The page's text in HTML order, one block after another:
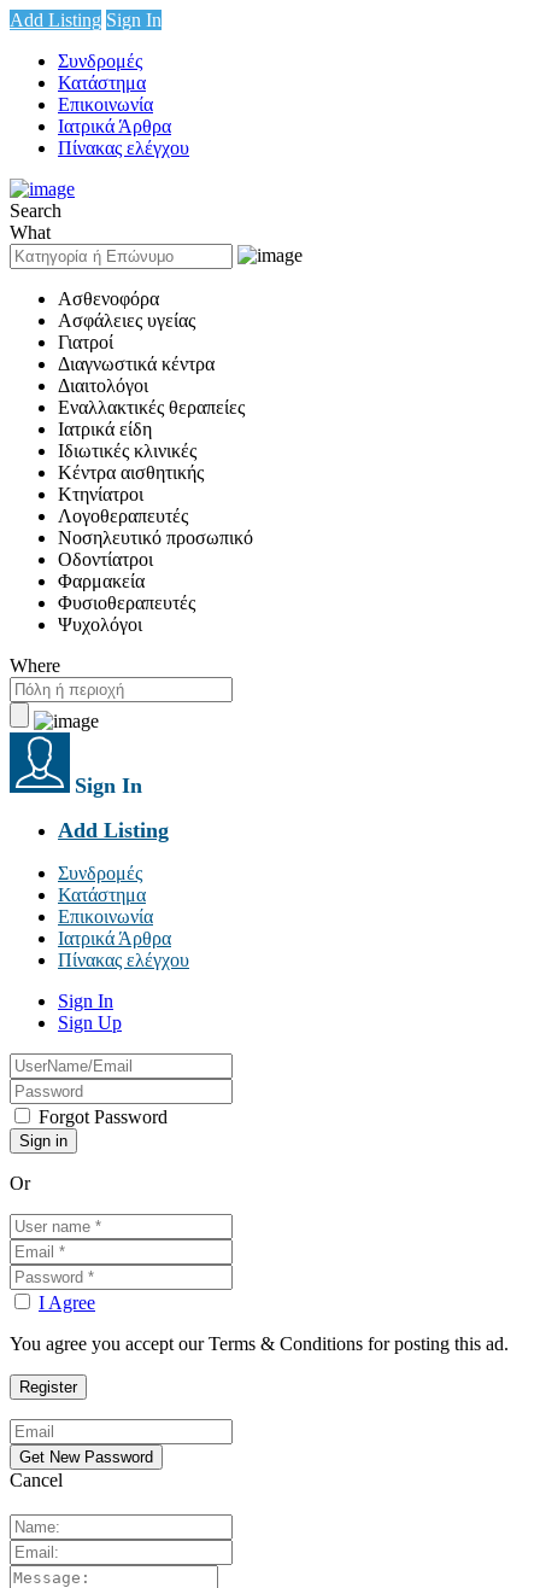
Add Listing Sign In
Συνδρομές
Κατάστημα
Επικοινωνία
Ιατρικά Άρθρα
Πίνακας ελέγχου
Search
What
Ασθενοφόρα
Ασφάλειες υγείας
Γιατροί
Διαγνωστικά κέντρα
Διαιτολόγοι
Εναλλακτικές θεραπείες
Ιατρικά είδη
Ιδιωτικές κλινικές
Κέντρα αισθητικής
Κτηνίατροι
Λογοθεραπευτές
Νοσηλευτικό προσωπικό
Οδοντίατροι
Φαρμακεία
Φυσιοθεραπευτές
Ψυχολόγοι
Where
Sign In
Add Listing
Συνδρομές
Κατάστημα
Επικοινωνία
Ιατρικά Άρθρα
Πίνακας ελέγχου
Sign In
Sign Up
Forgot Password
Or
I Agree
You agree you accept our Terms & Conditions for posting this ad.
Cancel